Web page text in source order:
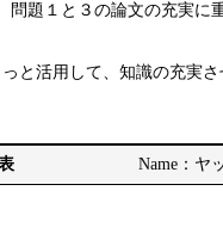
問題１と３の論文の充実
っと活用して、知識の充実
Name：ヤ